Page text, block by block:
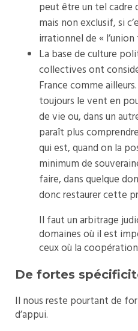
peut être un tel
mais non exclusif, si
irrationnel de «
La base de culture
collectives ont
France comme
toujours le vent en
de vie ou, dans un
paraît plus
qui est, quand on la
minimum de
faire, dans quelque
donc restaurer cette
Il faut un arbitrage
domaines où il est
ceux où la
De fortes
Il nous reste pourtant de
d’appui.